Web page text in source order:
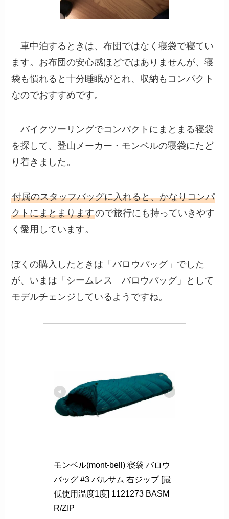
車中泊するときは、布団ではなく寝袋で寝てい
ます。お布団の安心感ほどではありませんが、寝
袋も慣れると十分睡眠がとれ、収納もコンパクト
なのでおすすめです。
バイクツーリングでコンパクトにまとまる寝袋
を探して、登山メーカー・モンベルの寝袋にたど
り着きました。
付属のスタッフバッグに入れると、かなりコンパ
クトにまとまりますので旅行にも持っていきやす
く愛用しています。
ぼくの購入したときは「バロウバッグ」でした
が、いまは「シームレス バロウバッグ」として
モデルチェンジしているようですね。
モンベル(mont-bell) 寝袋 バロウ
バッグ #3 バルサム 右ジップ [最
低使用温度1度] 1121273 BASM
R/ZIP